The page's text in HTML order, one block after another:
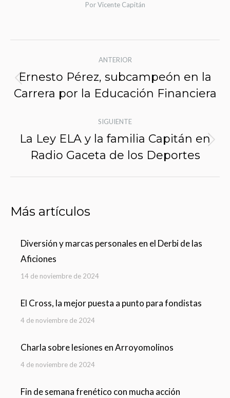
PorVicente Capitán
de
entradas
ANTERIOR
Entrada
anterior:
Ernesto Pérez, subcampeón en la
Carrera por la Educación Financiera
SIGUIENTE
Siguiente
entrada:
La Ley ELA y la familia Capitán en
Radio Gaceta de los Deportes
Más artículos
Diversión y marcas personales en el Derbi de las
Aficiones
14 de noviembre de 2024
El Cross, la mejor puesta a punto para fondistas
4 de noviembre de 2024
Charla sobre lesiones en Arroyomolinos
4 de noviembre de 2024
Fin de semana frenético con mucha acción